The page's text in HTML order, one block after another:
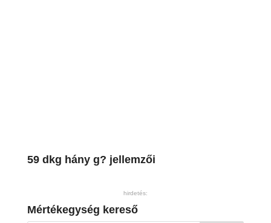
59 dkg hány g? jellemzői
hirdetés:
Mértékegység kereső